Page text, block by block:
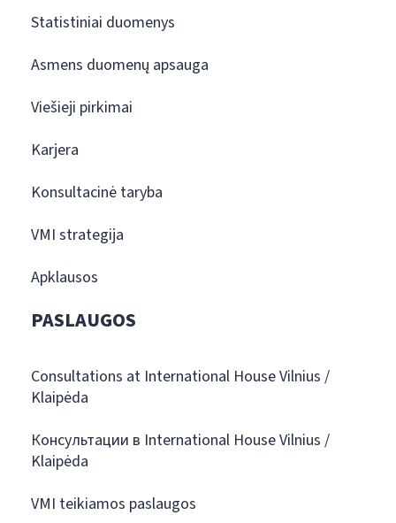
Statistiniai duomenys
Asmens duomenų apsauga
Viešieji pirkimai
Karjera
Konsultacinė taryba
VMI strategija
Apklausos
PASLAUGOS
Consultations at International House Vilnius /
Klaipėda
Консультации в International House Vilnius /
Klaipėda
VMI teikiamos paslaugos